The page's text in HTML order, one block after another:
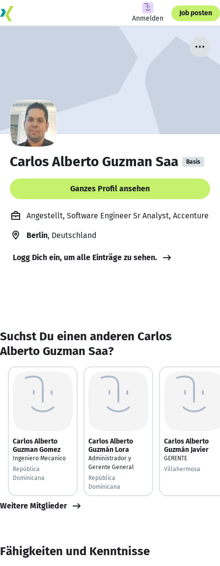
Anmelden
Job posten
Carlos Alberto Guzman Saa Basis
Ganzes Profil ansehen
Angestellt, Software Engineer Sr Analyst, Accenture
Berlin, Deutschland
Logg Dich ein, um alle Einträge zu sehen.
Suchst Du einen anderen Carlos
Alberto Guzman Saa?
Carlos Alberto
Guzman Gomez
Ingeniero Mecanico
República
Dominicana
Carlos Alberto
Guzmán Lora
Administrador y
Gerente General
República
Dominicana
Carlos Alberto
Guzmán Javier
GERENTE
Villahermosa
Weitere Mitglieder
Fähigkeiten und Kenntnisse